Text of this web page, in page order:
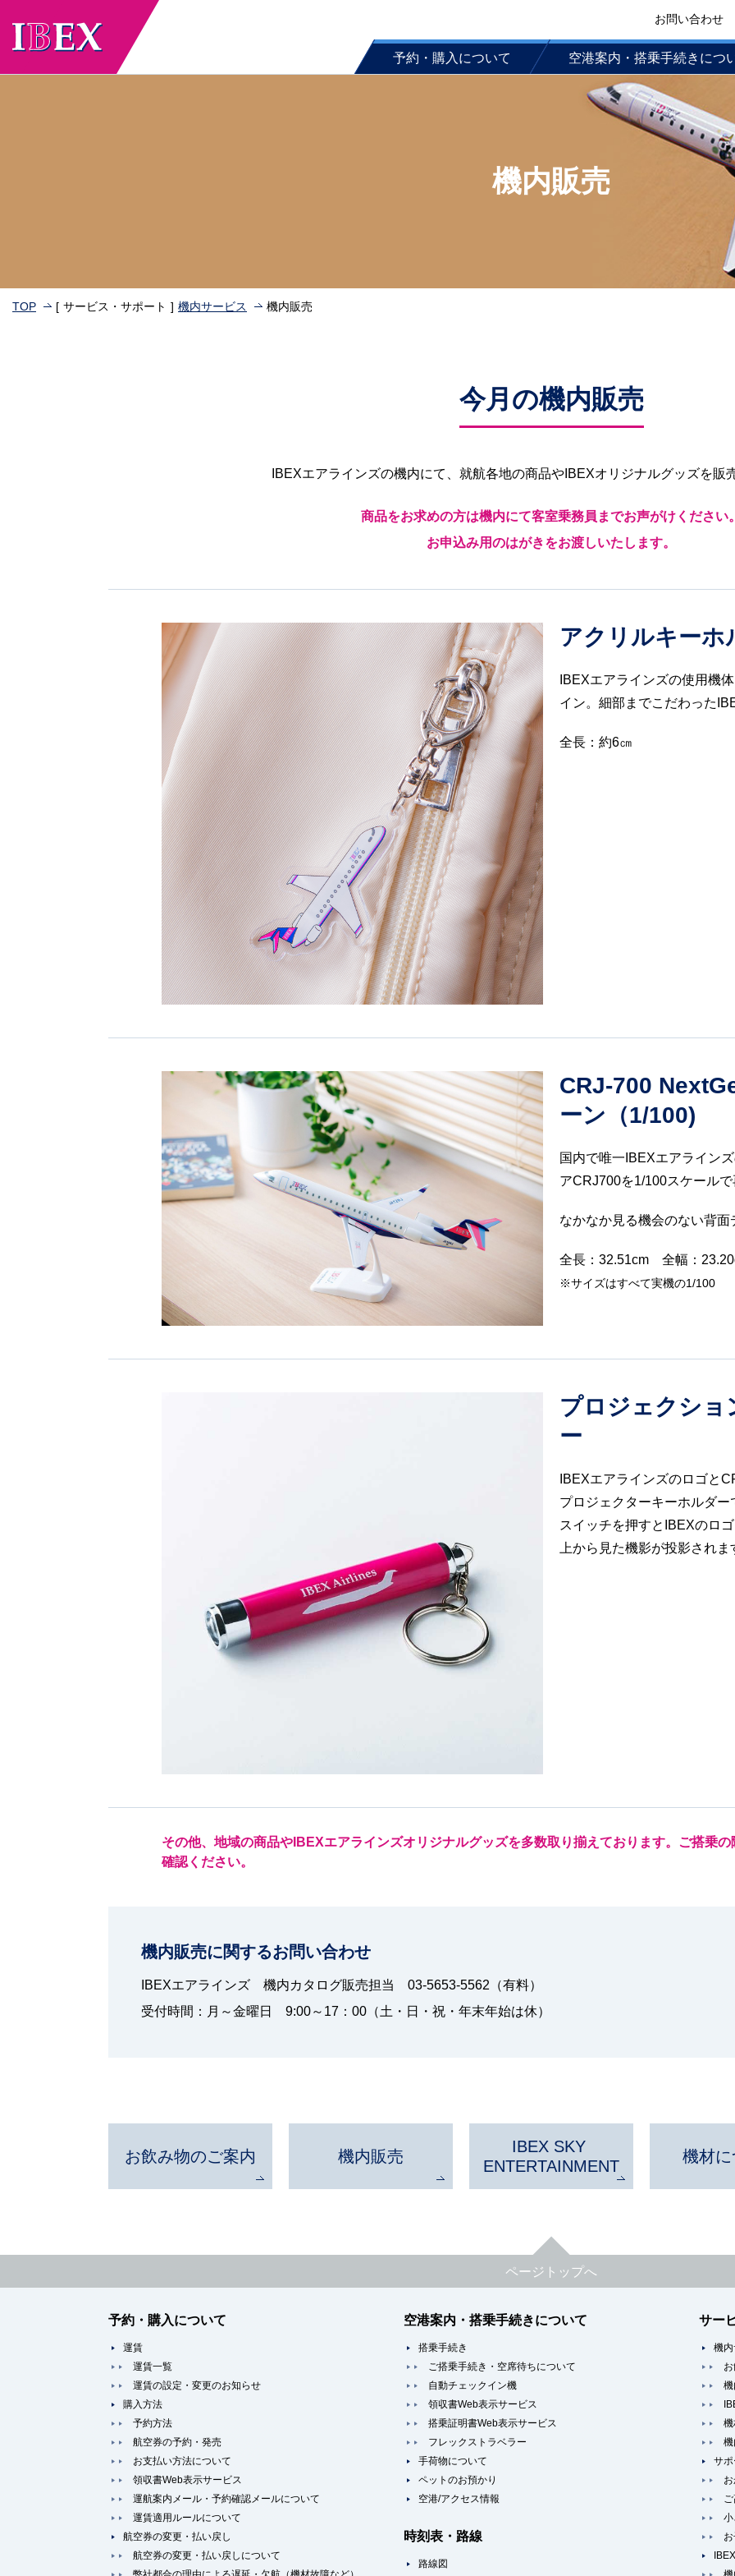
予約・購入について 空港案内・搭乗手続きにつ
お問い合わせ
機内販売
TOP サービス・サポート 機内サービス 機内販売
今月の機内販売
IBEXエアラインズの機内にて、就航各地の商品やIBEXオリジナルグッズを販
商品をお求めの方は機内にて客室乗務員までお声がけください。
お申込み用のはがきをお渡しいたします。
アクリルキーホ
IBEXエアラインズの使用機
イン。細部までこだわった
全長：約6㎝
CRJ-700
ーン（1/100)
国内で唯一IBEXエアライン
アCRJ700を1/100スケールで
なかなか見る機会のない背面
全長：32.51cm 全幅：
※サイズはすべて実機の1/100
プロジェクショ
ー
IBEXエアラインズのロゴと
プロジェクターキーホルダー
スイッチを押すとIBEXのロ
上から見た機影が投影されま
その他、地域の商品やIBEXエアラインズオリジナルグッズを多数取り揃えております。ご搭乗
確認ください。
機内販売に関するお問い合わせ
IBEXエアラインズ 機内カタログ販売担当 03-5653-5562（有料）
受付時間： 月～金曜日 9:00～17：00 （土・日・祝・年末年始は休）
お飲み物のご案内 機内販売
IBEX SKY
ENTERTAINMENT
機材に
ページトップへ
予約・購入について
運賃
運賃一覧
運賃の設定・変更のお知らせ
購入方法
予約方法
航空券の予約・発売
お支払い方法について
領収書Web表示サービス
運航案内メール・予約確認メールについて
運賃適用ルールについて
航空券の変更・払い戻し
航空券の変更・払い戻しについて
空港案内・搭乗手続きについて
搭乗手続き
ご搭乗手続き・空席待ちについて
自動チェックイン機
領収書Web表示サービス
搭乗証明書Web表示サービス
フレックストラベラー
手荷物について
ペットのお預かり
空港/アクセス情報
時刻表・路線
路線図
サー
機
機
サ